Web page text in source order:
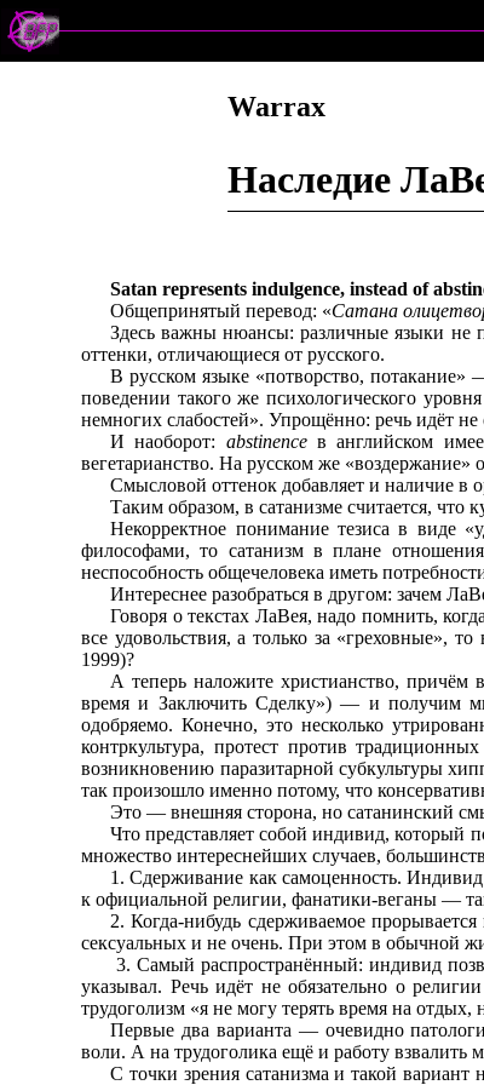
Warrax
Наследие
Satan represents indulgence, instead of
Общепринятый перевод: «Сатана
Здесь важны нюансы: различные языки не
оттенки, отличающиеся от русского.
В русском языке «потворство,
поведении такого же психологического
немногих слабостей». Упрощённо: речь идёт
И наоборот: abstinenceв английском
вегетарианство. На русском же
Смысловой оттенок добавляет и наличие в
Таким образом, в сатанизме считается, что
Некорректное понимание тезиса в виде
философами, то сатанизм в плане
неспособность общечеловека иметь
Интереснее разобраться в другом: зачем
Говоря о текстах ЛаВея, надо помнить,
все удовольствия, а только за «греховные»,
1999)?
А теперь наложите христианство, причём
время и Заключить Сделку») — и получим
одобряемо. Конечно, это несколько
контркультура, протест против
возникновению паразитарной субкультуры
так произошло именно потому, что
Это — внешняя сторона, но сатанинский
Что представляет собой индивид, который
множество интереснейших случаев,
1. Сдерживание как самоценность.
к официальной религии, фанатики-веганы —
2. Когда-нибудь сдерживаемое
сексуальных и не очень. При этом в обычной
3. Самый распространённый: индивид
указывал. Речь идёт не обязательно о
трудоголизм «я не могу терять время на отдых,
Первые два варианта — очевидно
воли. А на трудоголика ещё и работу взвалить
С точки зрения сатанизма и такой